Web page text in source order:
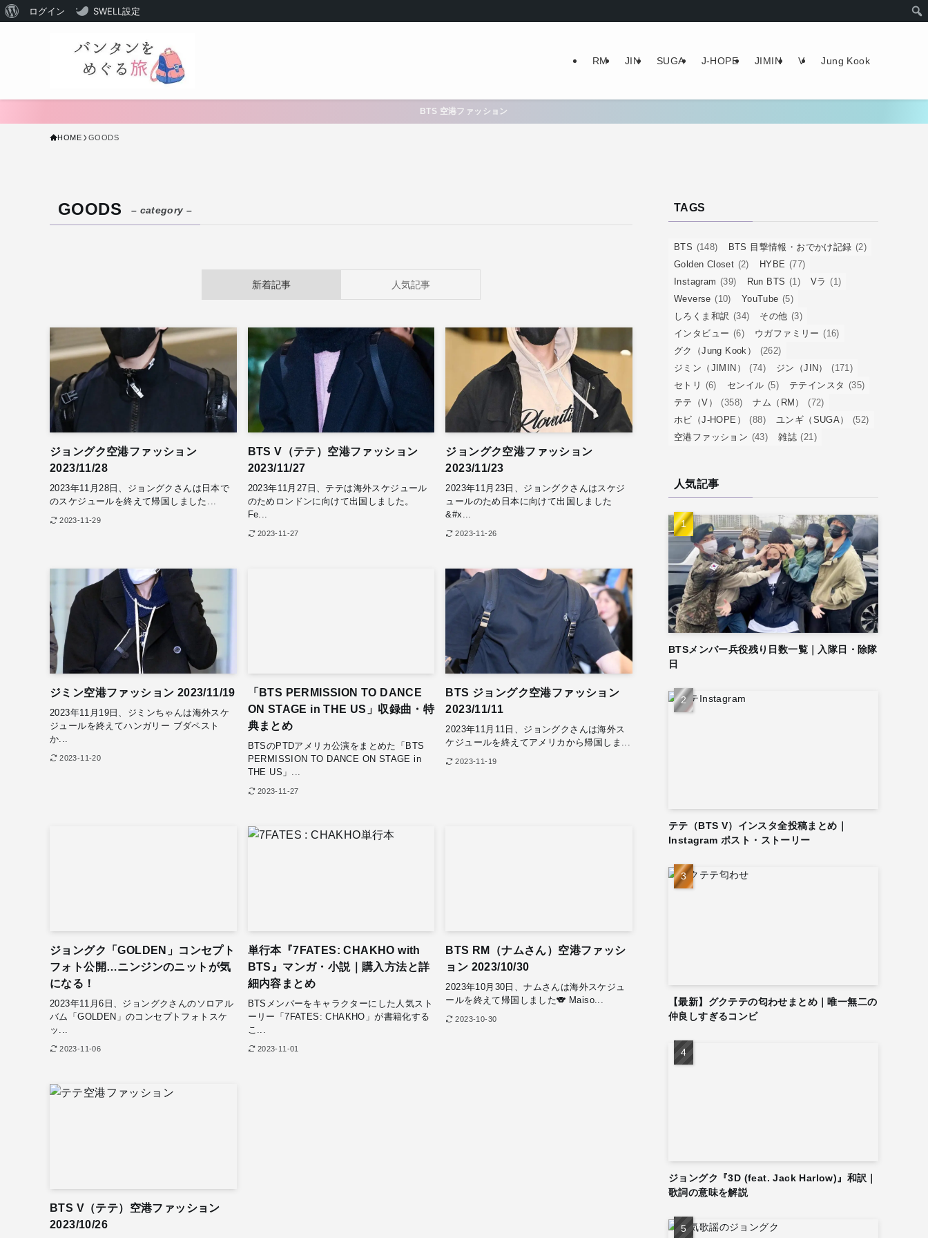
WordPress
て
ログイン SWELL設定
RM JIN SUGA J-HOPE JIMIN V Jung Kook
BTS 空港ファッション
HOME GOODS
GOODS – category –
新着記事 人気記事
ジョングク空港ファッション
2023/11/28
2023年11月28日、ジョングクさんは日本で
のスケジュールを終えて帰国しました...
2023-11-29
BTS V（テテ）空港ファッション
2023/11/27
2023年11月27日、テテは海外スケジュール
のためロンドンに向けて出国しました。
Fe...
2023-11-27
ジョングク空港ファッション
2023/11/23
2023年11月23日、ジョングクさんはスケジ
ュールのため日本に向けて出国しました
&#x...
2023-11-26
ジミン空港ファッション 2023/11/19
2023年11月19日、ジミンちゃんは海外スケ
ジュールを終えてハンガリー ブダペスト
か...
2023-11-20
「BTS PERMISSION TO DANCE
ON STAGE in THE US」収録曲・特
典まとめ
BTSのPTDアメリカ公演をまとめた「BTS
PERMISSION TO DANCE ON STAGE in
THE US」...
2023-11-27
BTS ジョングク空港ファッション
2023/11/11
2023年11月11日、ジョングクさんは海外ス
ケジュールを終えてアメリカから帰国しま...
2023-11-19
ジョングク「GOLDEN」コンセプト
フォト公開…ニンジンのニットが気
になる！
2023年11月6日、ジョングクさんのソロアル
バム「GOLDEN」のコンセプトフォトスケ
ッ...
2023-11-06
単行本『7FATES: CHAKHO with
BTS』マンガ・小説｜購入方法と詳
細内容まとめ
BTSメンバーをキャラクターにした人気スト
ーリー「7FATES: CHAKHO」が書籍化する
こ...
2023-11-01
BTS RM（ナムさん）空港ファッシ
ョン 2023/10/30
2023年10月30日、ナムさんは海外スケジュ
ールを終えて帰国しました🐨 Maiso...
2023-10-30
BTS V（テテ）空港ファッション
2023/10/26
TAGS
BTS (148) BTS 目撃情報・おでかけ記録 (2)
Golden Closet (2) HYBE (77)
Instagram (39) Run BTS (1) Vラ (1)
Weverse (10) YouTube (5)
しろくま和訳 (34) その他 (3)
インタビュー (6) ウガファミリー (16)
グク（Jung Kook）
(262)
ジミン（JIMIN）
(74) ジン（JIN）
(171)
セトリ (6) センイル (5) テテインスタ (35)
テテ（V）
(358) ナム（RM）
(72)
ホビ（J-HOPE）
(88) ユンギ（SUGA）
(52)
空港ファッション (43) 雑誌 (21)
人気記事
BTSメンバー兵役残り日数一覧｜入隊日・除隊
日
テテ（BTS V）インスタ全投稿まとめ｜
Instagram ポスト・ストーリー
【最新】グクテテの匂わせまとめ｜唯一無二の
仲良しすぎるコンビ
ジョングク『3D (feat. Jack Harlow)』和訳｜
歌詞の意味を解説